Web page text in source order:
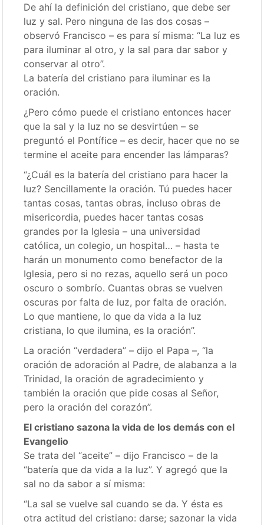
De ahí la definición del cristiano, que debe ser
luz y sal. Pero ninguna de las dos cosas –
observó Francisco – es para sí misma: “La luz es
para iluminar al otro, y la sal para dar sabor y
conservar al otro”.
La batería del cristiano para iluminar es la
oración.
¿Pero cómo puede el cristiano entonces hacer
que la sal y la luz no se desvirtúen – se
preguntó el Pontífice – es decir, hacer que no se
termine el aceite para encender las lámparas?
“¿Cuál es la batería del cristiano para hacer la
luz? Sencillamente la oración. Tú puedes hacer
tantas cosas, tantas obras, incluso obras de
misericordia, puedes hacer tantas cosas
grandes por la Iglesia – una universidad
católica, un colegio, un hospital… – hasta te
harán un monumento como benefactor de la
Iglesia, pero si no rezas, aquello será un poco
oscuro o sombrío. Cuantas obras se vuelven
oscuras por falta de luz, por falta de oración.
Lo que mantiene, lo que da vida a la luz
cristiana, lo que ilumina, es la oración”.
La oración “verdadera” – dijo el Papa –, “la
oración de adoración al Padre, de alabanza a la
Trinidad, la oración de agradecimiento y
también la oración que pide cosas al Señor,
pero la oración del corazón”.
El cristiano sazona la vida de los demás con el
Evangelio
Se trata del “aceite” – dijo Francisco – de la
“batería que da vida a la luz”. Y agregó que la
sal no da sabor a sí misma:
“La sal se vuelve sal cuando se da. Y ésta es
otra actitud del cristiano: darse; sazonar la vida